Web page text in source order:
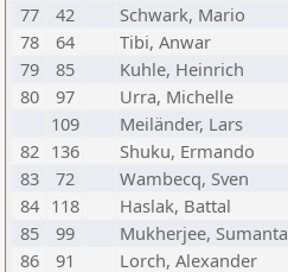
77
42 Schwark, Mario
78
64 Tibi, Anwar
79
85 Kuhle, Heinrich
80
97 Urra, Michelle
109
Meiländer, Lars
82 136 Shuku, Ermando
83
72 Wambecq, Sven
84 118 Haslak, Battal
85
99 Mukherjee, Sumanta
86
91 Lorch, Alexander